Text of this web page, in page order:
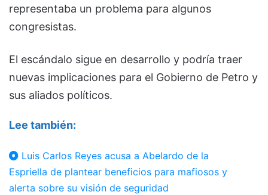
representaba un problema para algunos
congresistas.
El escándalo sigue en desarrollo y podría traer
nuevas implicaciones para el Gobierno de Petro y
sus aliados políticos.
Lee también:
Luis Carlos Reyes acusa a Abelardo de la
Espriella de plantear beneficios para mafiosos y
alerta sobre su visión de seguridad